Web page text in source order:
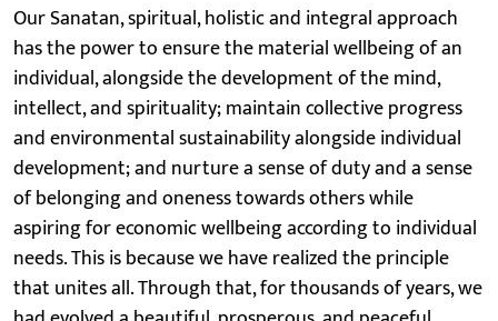
Our Sanatan, spiritual, holistic and integral approach
has the power to ensure the material wellbeing of an
individual, alongside the development of the mind,
intellect, and spirituality; maintain collective progress
and environmental sustainability alongside individual
development; and nurture a sense of duty and a sense
of belonging and oneness towards others while
aspiring for economic wellbeing according to individual
needs. This is because we have realized the principle
that unites all. Through that, for thousands of years, we